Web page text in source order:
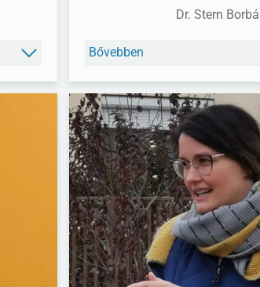
Dr. Stern
Bővebben
FACEBOOK